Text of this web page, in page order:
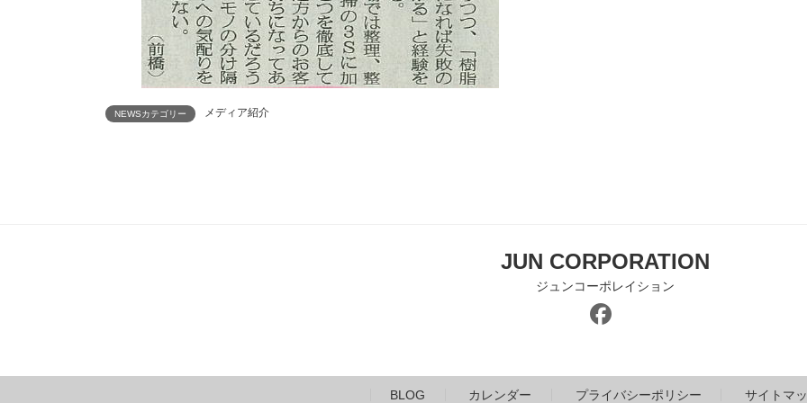
NEWSカテゴリー メディア紹介
JUN CORPORATION
ジュンコーポレイション
BLOG カレンダー プライバシーポリシー サイトマ